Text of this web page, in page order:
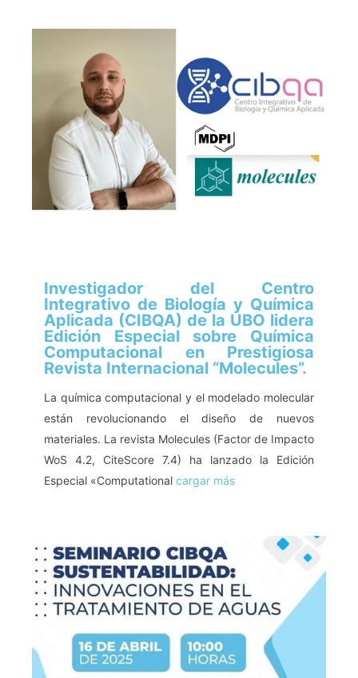
Investigador del Centro
Integrativo de Biología y Química
Aplicada (CIBQA) de la UBO lidera
Edición Especial sobre Química
Computacional en Prestigiosa
Revista Internacional “Molecules”.
La química computacional y el modelado molecular
están revolucionando el diseño de nuevos
materiales. La revista Molecules (Factor de Impacto
WoS 4.2, CiteScore 7.4) ha lanzado la Edición
Especial «Computational cargar más